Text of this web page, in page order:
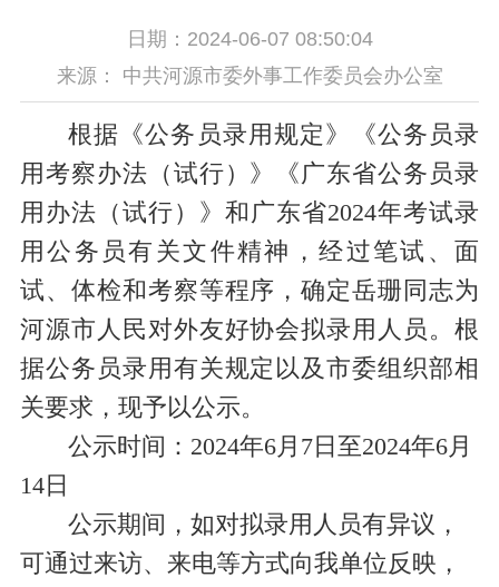
日期：2024-06-07 08:50:04
来源： 中共河源市委外事工作委员会办公室
根据《公务员录用规定》《公务员录
用考察办法（试行）》《广东省公务员录
用办法（试行）》和广东省2024年考试录
用公务员有关文件精神，经过笔试、面
试、体检和考察等程序，确定岳珊 同志为
河源市人民对外友好协会拟录用人员。根
据公务员录用有关规定以及市委组织部相
关要求，现予以公示。
公示时间： 2024年6月 7日至2024年6月
14日
公示期间，如对拟录用人员有异议，
可通过来访、来电等方式向我单位反映，